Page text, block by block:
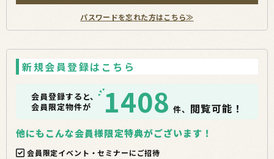
パスワードを忘れた方はこちら≫
新規会員登録はこちら
会員登録すると、
会員限定物件が
1408 件、 閲覧可能！
他にもこんな会員様限定特典がございます！
会員限定イベント・セミナーにご招待